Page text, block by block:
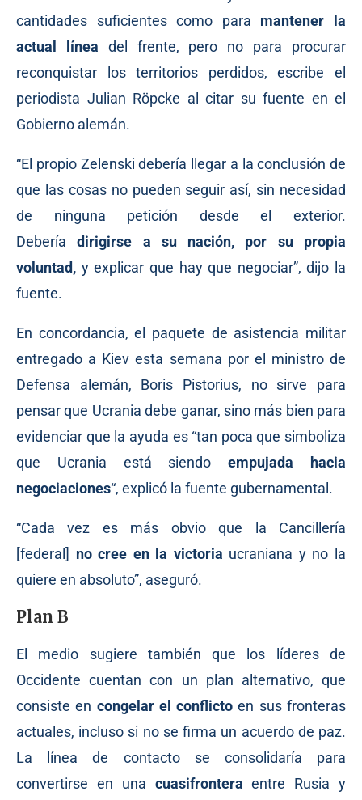
cantidades suficientes como para mantener la
actual línea del frente, pero no para procurar
reconquistar los territorios perdidos, escribe el
periodista Julian Röpcke al citar su fuente en el
Gobierno alemán.
“El propio Zelenski debería llegar a la conclusión de
que las cosas no pueden seguir así, sin necesidad
de ninguna petición desde el exterior.
Deberíadirigirse a su nación, por su propia
voluntad, y explicar que hay que negociar”, dijo la
fuente.
En concordancia, el paquete de asistencia militar
entregado a Kiev esta semana por el ministro de
Defensa alemán, Boris Pistorius, no sirve para
pensar que Ucrania debe ganar, sino más bien para
evidenciar que la ayuda es “tan poca que simboliza
que Ucrania está siendoempujada hacia
negociaciones“, explicó la fuente gubernamental.
“Cada vez es más obvio que la Cancillería
[federal] no cree en la victoria ucraniana y no la
quiere en absoluto”, aseguró.
Plan B
El medio sugiere también que los líderes de
Occidente cuentan con un plan alternativo, que
consiste en congelar el conflicto en sus fronteras
actuales, incluso si no se firma un acuerdo de paz.
La línea de contacto se consolidaría para
convertirse en una cuasifrontera entre Rusia y